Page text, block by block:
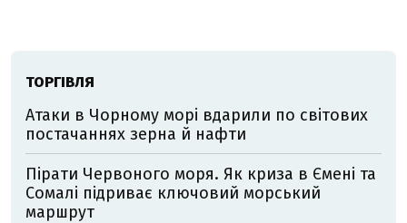
ТОРГІВЛЯ
Атаки в Чорному морі вдарили по світових
постачаннях зерна й нафти
Пірати Червоного моря. Як криза в Ємені та
Сомалі підриває ключовий морський
маршрут